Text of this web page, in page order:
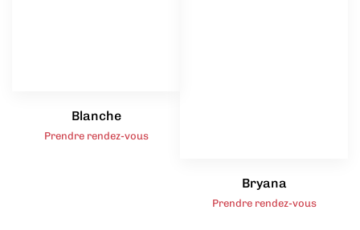
Blanche
Prendre rendez-vous
Bryana
Prendre rendez-vous